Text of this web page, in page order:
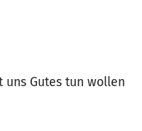
uns Gutes tun wollen